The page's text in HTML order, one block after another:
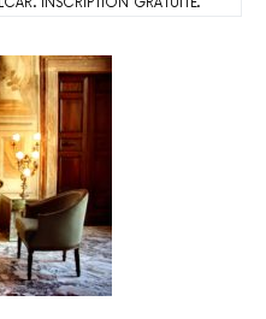
INSCRIPTION GRATUITE.